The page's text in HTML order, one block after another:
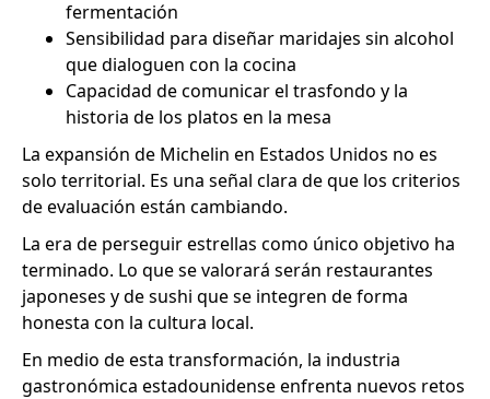
fermentación
Sensibilidad para diseñar maridajes sin alcohol
que dialoguen con la cocina
Capacidad de comunicar el trasfondo y la
historia de los platos en la mesa
La expansión de Michelin en Estados Unidos no es
solo territorial. Es una señal clara de que los criterios
de evaluación están cambiando.
La era de perseguir estrellas como único objetivo ha
terminado. Lo que se valorará serán restaurantes
japoneses y de sushi que se integren de forma
honesta con la cultura local.
En medio de esta transformación, la industria
gastronómica estadounidense enfrenta nuevos retos